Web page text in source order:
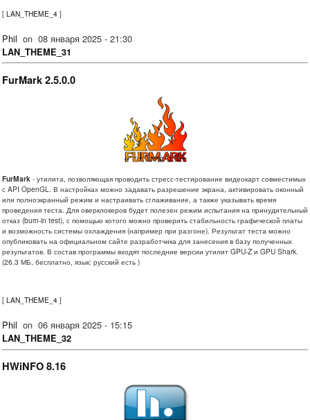
[ LAN_THEME_4 ]
Phil on 08 января 2025 - 21:30
LAN_THEME_31
FurMark 2.5.0.0
FurMark - утилита, позволяющая проводить стресс-тестирование видеокарт совместимых
с API OpenGL. В настройках можно задавать разрешение экрана, активировать оконный
или полноэкранный режим и настраивать сглаживание, а также указывать время
проведения теста. Для оверклокеров будет полезен режим испытания на принудительный
отказ (burn-in test), с помощью котого можно проверить стабильность графической платы
и возможность системы охлаждения (например при разгоне). Результат теста можно
опубликовать на официальном сайте разработчика для занесения в базу полученных
результатов. В состав программы входят последние версии утилит GPU-Z и GPU Shark.
(26.3 МБ, бесплатно, язык: русский есть )
[ LAN_THEME_4 ]
Phil on 06 января 2025 - 15:15
LAN_THEME_32
HWiNFO 8.16